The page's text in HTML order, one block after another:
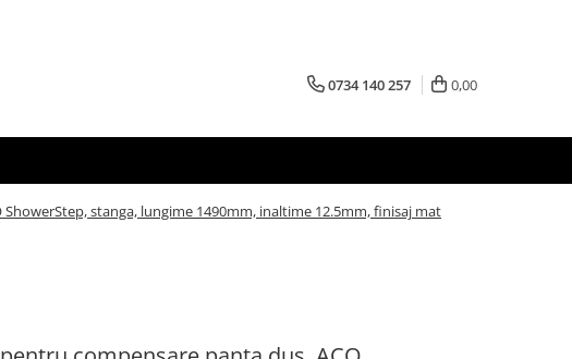
0734 140 257 0,00
stanga, lungime 1490mm, inaltime 12.5mm, finisaj mat